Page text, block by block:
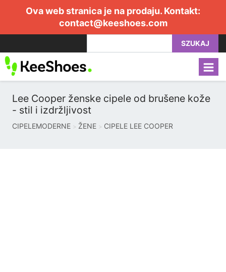
Ova web stranica je na prodaju. Kontakt:
contact@keeshoes.com
SZUKAJ
Lee Cooper ženske cipele od brušene kože
- stil i izdržljivost
CIPELEMODERNE ŽENE CIPELE LEE COOPER